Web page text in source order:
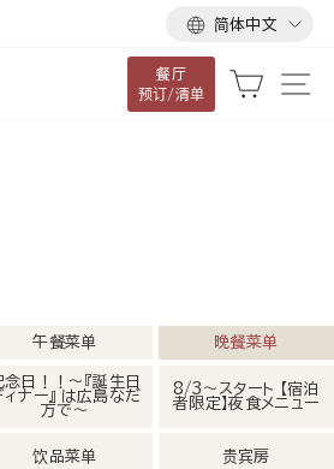
语
言
简体中文
餐厅
预订/清单
大车
午餐菜单 晚餐菜单
念日！！～『誕生日
ィナー』 は広島なだ
万で～
8/3～スタート 【宿泊
者限定】夜食メニュー
饮品菜单 贵宾房